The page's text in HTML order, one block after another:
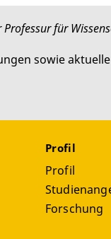
für
sowie
Profil
Profil
Forschung